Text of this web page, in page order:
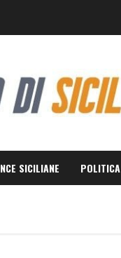
SICILIANE POLITICA